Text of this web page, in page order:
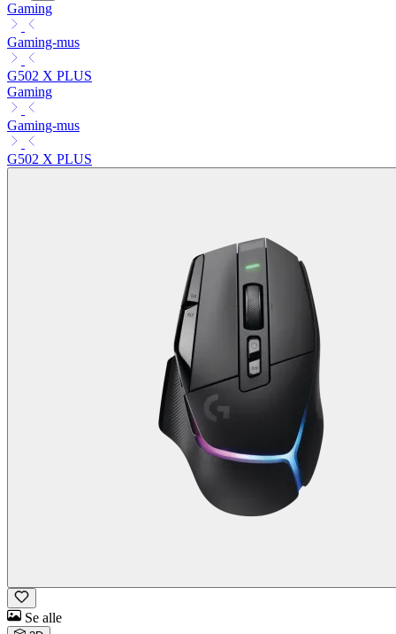
Gaming
Gaming-mus
G502 X PLUS
Gaming
Gaming-mus
G502 X PLUS
Se alle